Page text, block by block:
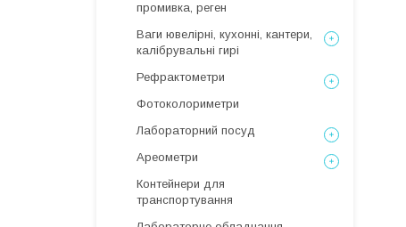
промивка, реген
Ваги ювелірні, кухонні, кантери,
калібрувальні гирі
Рефрактометри
Фотоколориметри
Лабораторний посуд
Ареометри
Контейнери для
транспортування